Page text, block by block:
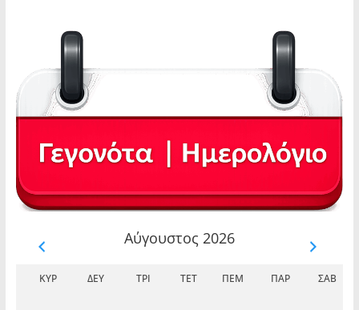
Αύγουστος 2026
ΚΥΡ ΔΕΥ ΤΡΊ ΤΕΤ ΠΈΜ ΠΑΡ ΣΆΒ